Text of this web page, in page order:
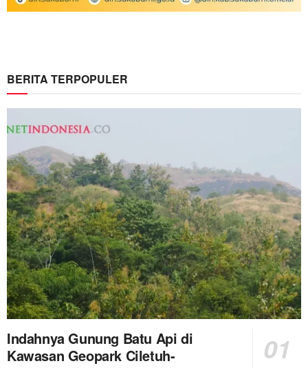
BERITA TERPOPULER
Indahnya Gunung Batu Api di
Kawasan Geopark Ciletuh-